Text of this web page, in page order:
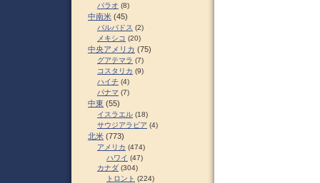
パラオ (8)
中南米 (45)
バルバドス (2)
メキシコ (20)
中央アメリカ (75)
グアテマラ (7)
コスタリカ (9)
ハイチ (4)
パナマ (7)
中東 (55)
イスラエル (18)
サウジアラビア (4)
北米 (773)
アメリカ (474)
ハワイ (47)
カナダ (304)
トロント (224)